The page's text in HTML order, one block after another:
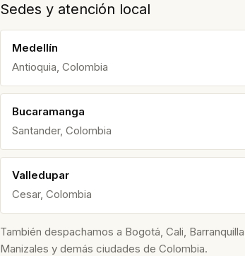
Sedes y atención local
Medellín
Antioquia, Colombia
Bucaramanga
Santander, Colombia
Valledupar
Cesar, Colombia
También despachamos a Bogotá, Cali,
Manizales y demás ciudades de Colombia.